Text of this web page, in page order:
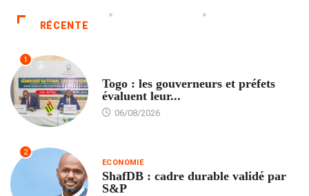
RÉCENTE
1
Togo : les gouverneurs et préfets
évaluent leur...
06/08/2026
2
ECONOMIE
ShafDB : cadre durable validé par
S&P